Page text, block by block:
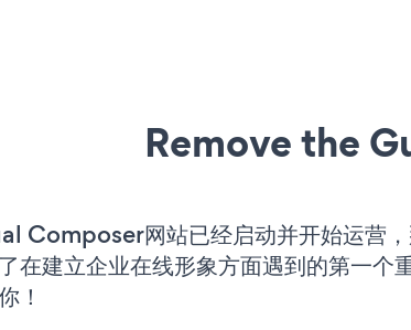
Remove the
Composer网站已经启动并开始运营
在建立企业在线形象方面遇到的第一个
！